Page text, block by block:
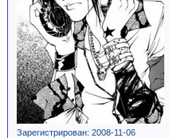
Зарегистрирован: 2008-11-06